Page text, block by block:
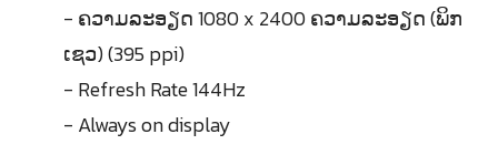
- ຄວາມລະອຽດ 1080 x 2400 ຄວາມລະອຽດ (ພິກ
ເຊວ) (395 ppi)
- Refresh Rate 144Hz
- Always on display